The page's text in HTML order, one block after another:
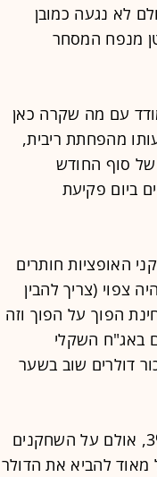
לא נגעה כמובן
מנפח המסחר
עם מה שקרה כאן
מהפחתת ריבית,
של סוף החודש
ביום פקיעת
האופציות חותרים
היה צפוי (צריך להבין
הפוך על הפוך וזה
באג"ח השקלי
דולרים שוב בשער
בעולם הדולר התחזק מול רוב המטבעות בשיעורים שבין 2%-3%, אולם על השחקנים
להביא את הדולר